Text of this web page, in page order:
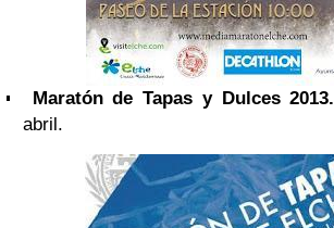
Maratón de Tapas y Dulces 2013.
abril.